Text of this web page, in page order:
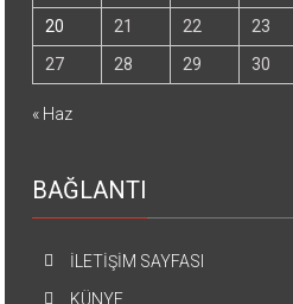
20
21 22 23
27
28 29 30
« Haz
BAĞLANTI
İLETİŞİM SAYFASI
KÜNYE